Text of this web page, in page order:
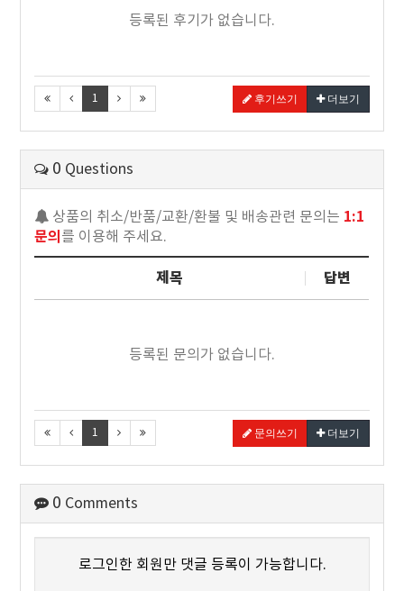
등록된 후기가 없습니다.
1 후기쓰기 더보기
0 Questions
상품의 취소/반품/교환/환불 및 배송관련 문의는 1:1
문의 를 이용해 주세요.
제목 답변
등록된 문의가 없습니다.
1 문의쓰기 더보기
0 Comments
로그인한 회원만 댓글 등록이 가능합니다.